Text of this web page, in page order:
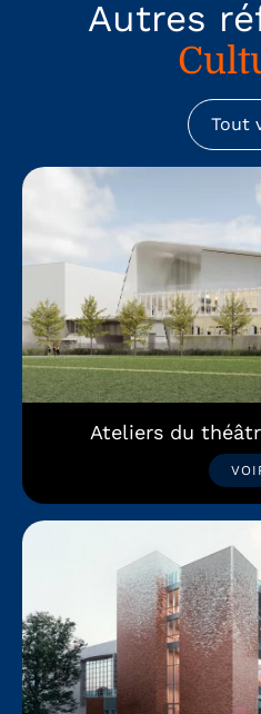
Autres
Tout
Ateliers du